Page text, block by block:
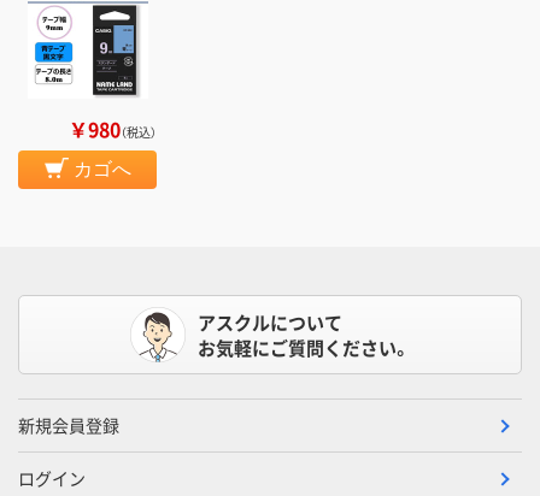
￥980（税込）
カゴへ
アスクルについて
お気軽にご質問ください。
新規会員登録
ログイン